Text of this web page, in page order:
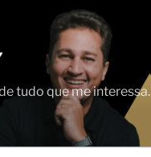
tudo que me interessa.